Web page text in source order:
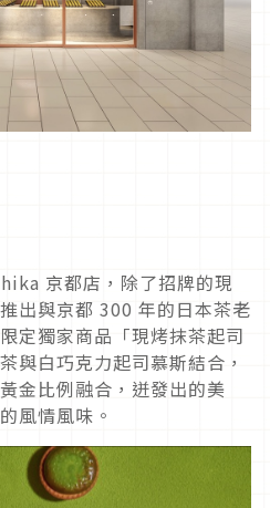
京都店，除了招牌的現
出與京都 300 年的日本茶老
定獨家商品「現烤抹茶起司
與白巧克力起司慕斯結合，
金比例融合，迸發出的美
風情風味。